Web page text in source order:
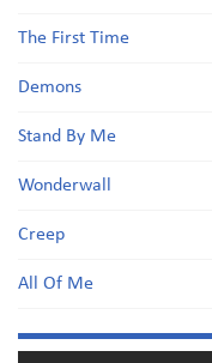
The First Time
Demons
Stand By Me
Wonderwall
Creep
All Of Me